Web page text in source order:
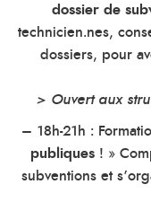
dossier de
technicien.nes,
dossiers, pour
> Ouvert aux
– 18h-21h :
publiques ! »
subventions et